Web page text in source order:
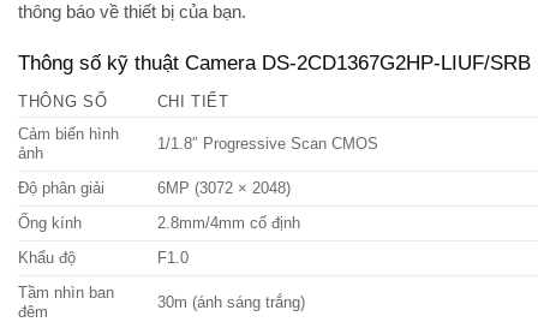
thông báo về thiết bị của bạn.
Thông số kỹ thuật Camera DS-2CD1367G2HP-LIUF/SRB
THÔNG SỐ
CHI TIẾT
Cảm biến hình
ảnh
1/1.8″ Progressive Scan CMOS
Độ phân giải
6MP (3072 × 2048)
Ống kính
2.8mm/4mm cố định
Khẩu độ
F1.0
Tầm nhìn ban
đêm
30m (ánh sáng trắng)